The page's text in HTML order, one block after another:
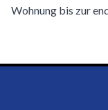
Wohnung bis zur